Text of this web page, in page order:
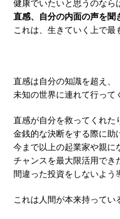
健康でいたいと思うのなら
直感、自分の内面の声を聞
これは、生きていく上で最
直感は自分の知識を超え、
未知の世界に連れて行って
直感が自分を救ってくれた
金銭的な決断をする際に助
今まで以上の起業家や親に
チャンスを最大限活用でき
間違った投資をしないよう
これは人間が本来持ってい